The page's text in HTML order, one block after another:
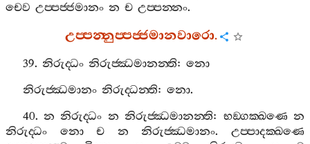
චෙව උප‍්පජ‍්ජමානං න ච උප‍්පන‍්නං.
උප‍්පන‍්නුප‍්පජ‍්ජමානවාරො.
39. නිරුද‍්ධං නිරුජ‍්ඣමානන‍්ති: නො
නිරුජ‍්ඣමානං නිරුද‍්ධන‍්ති: නො.
40.න නිරුද‍්ධං න නිරුජ‍්ඣමානන‍්ති: භඞ‍්ගක‍්ඛණෙ න
නිරුද‍්ධං
නො ච න නිරුජ‍්ඣමානං.උප‍්පාදක‍්ඛණෙ